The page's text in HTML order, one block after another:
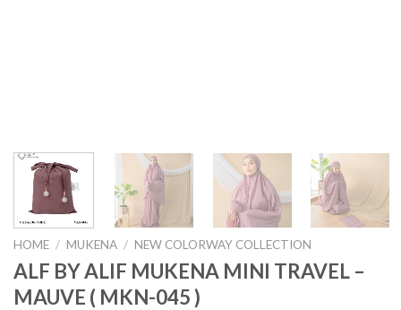
HOME / MUKENA / NEW COLORWAY COLLECTION
ALF BY ALIF MUKENA MINI TRAVEL –
MAUVE ( MKN-045 )